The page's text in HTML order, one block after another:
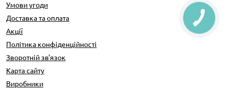
Умови угоди
Доставка та оплата
Акції
Політика конфіденційності
Зворотній зв'язок
Карта сайту
Виробники